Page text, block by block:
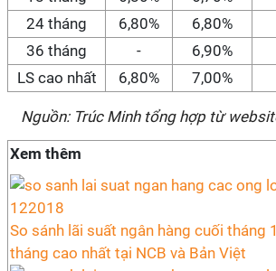
24 tháng
6,80% 6,80%
36 tháng
- 6,90%
LS cao nhất
6,80% 7,00%
Nguồn: Trúc Minh tổng hợp từ
Xem thêm
So sánh lãi suất ngân hàng cuối tháng
tháng cao nhất tại NCB và Bản Việt